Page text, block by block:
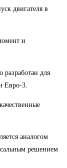
двигателя в
и
для
Евро-3.
аналогом
решением